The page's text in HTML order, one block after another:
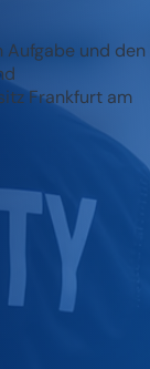
Aufgabe und den
Frankfurt am